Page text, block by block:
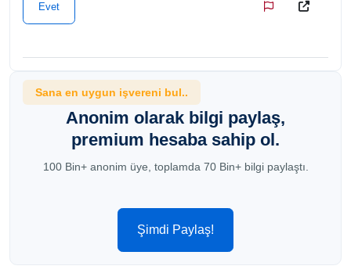
Evet
Sana en uygun işvereni bul..
Anonim olarak bilgi paylaş,
premium hesaba sahip ol.
100 Bin+ anonim üye, toplamda 70 Bin+ bilgi paylaştı.
Şimdi Paylaş!